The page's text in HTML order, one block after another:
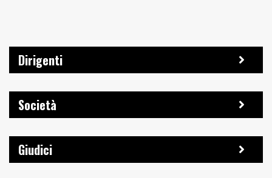
Dirigenti
Società
Giudici